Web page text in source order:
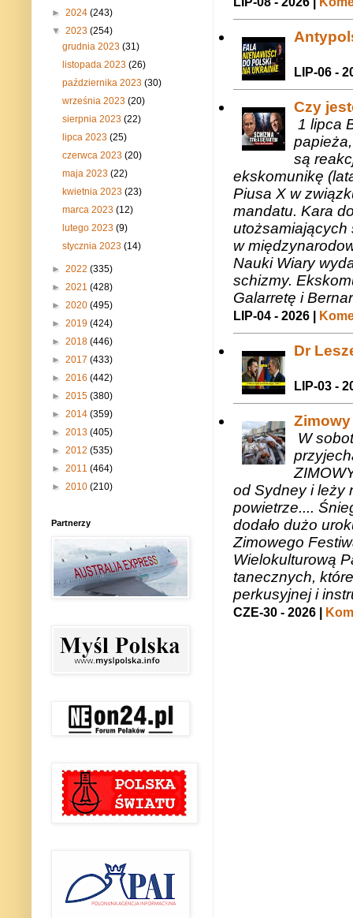
LIP-06 -
Czy
1 lipca
są
ekskomunikę
Piusa X w
mandatu. Kara
utożsamiających
w
Nauki Wiary
schizmy.
Galarretę i
LIP-04 - 2026 |
Dr
LIP-03 -
W
od Sydney i leży
powietrze....
dodało dużo
Zimowego
Wielokulturową
tanecznych,
perkusyjnej i
CZE-30 - 2026 |
► 2024 (243)
▼ 2023 (254)
grudnia 2023(31)
listopada 2023(26)
października 2023(30)
września 2023(20)
sierpnia 2023(22)
lipca 2023(25)
czerwca 2023(20)
maja 2023(22)
kwietnia 2023(23)
marca 2023(12)
lutego 2023(9)
stycznia 2023(14)
► 2022 (335)
► 2021 (428)
► 2020 (495)
► 2019 (424)
► 2018 (446)
► 2017 (433)
► 2016 (442)
► 2015 (380)
► 2014 (359)
► 2013 (405)
► 2012 (535)
► 2011 (464)
► 2010 (210)
Partnerzy